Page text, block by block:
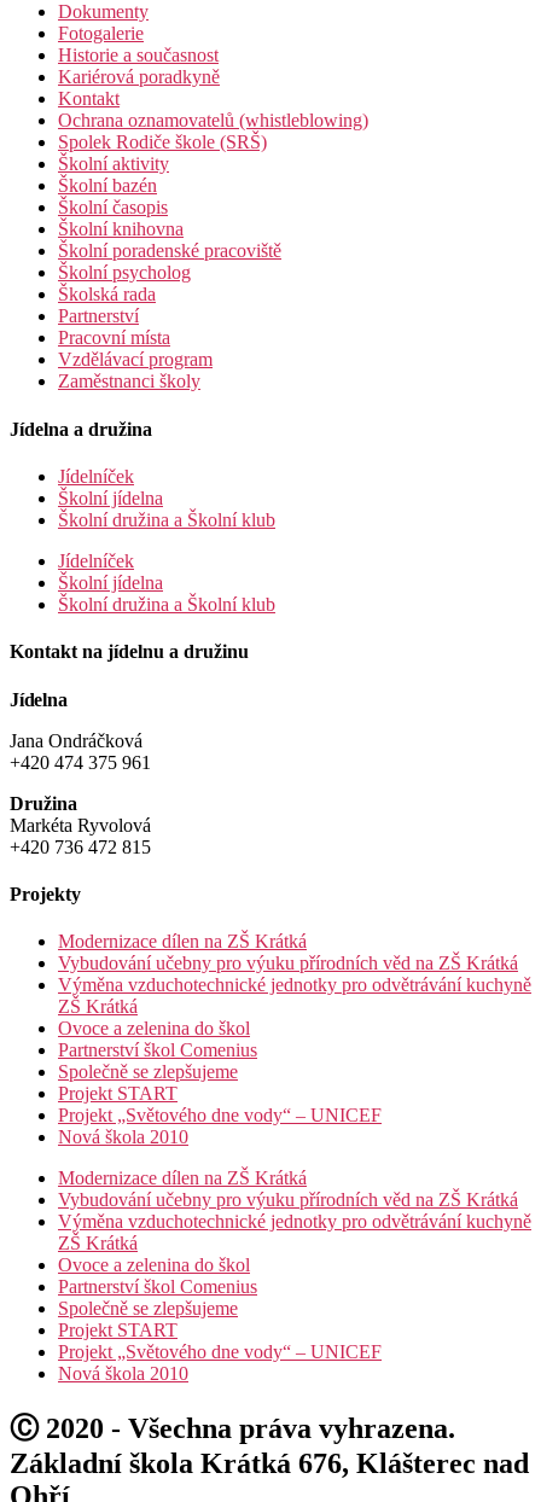
Dokumenty
Fotogalerie
Historie a současnost
Kariérová poradkyně
Kontakt
Ochrana oznamovatelů (whistleblowing)
Spolek Rodiče škole (SRŠ)
Školní aktivity
Školní bazén
Školní časopis
Školní knihovna
Školní poradenské pracoviště
Školní psycholog
Školská rada
Partnerství
Pracovní místa
Vzdělávací program
Zaměstnanci školy
Jídelna a družina
Jídelníček
Školní jídelna
Školní družina a Školní klub
Jídelníček
Školní jídelna
Školní družina a Školní klub
Kontakt na jídelnu a družinu
Jídelna
Jana Ondráčková
+420 474 375 961
Družina
Markéta Ryvolová
+420 736 472 815
Projekty
Modernizace dílen na ZŠ Krátká
Vybudování učebny pro výuku přírodních věd na ZŠ Krátká
Výměna vzduchotechnické jednotky pro odvětrávání kuchyně
ZŠ Krátká
Ovoce a zelenina do škol
Partnerství škol Comenius
Společně se zlepšujeme
Projekt START
Projekt „Světového dne vody“ – UNICEF
Nová škola 2010
Modernizace dílen na ZŠ Krátká
Vybudování učebny pro výuku přírodních věd na ZŠ Krátká
Výměna vzduchotechnické jednotky pro odvětrávání kuchyně
ZŠ Krátká
Ovoce a zelenina do škol
Partnerství škol Comenius
Společně se zlepšujeme
Projekt START
Projekt „Světového dne vody“ – UNICEF
Nová škola 2010
Ⓒ 2020 - Všechna práva vyhrazena.
Základní škola Krátká 676, Klášterec nad